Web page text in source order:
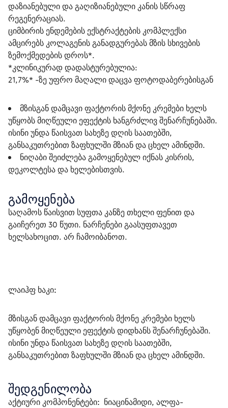
დაზიანებული და გაღიზიანებული კანის სწრაფ
რეგენერაციას.
ციმბირის ენდემების ექსტრაქტების კომპლექსი
ამცირებს კოლაგენის განადგურებას მზის სხივების
ზემოქმედების დროს*.
*კლინიკურად დადასტურებულია:
21,7%* -ზე უფრო მაღალი დაცვა ფოტოდაბერებისგან
მზისგან დამცავი ფაქტორის მქონე კრემები ხელს
უწყობს მიღწეული ეფექტის ხანგრძლივ შენარჩუნებაში.
ისინი უნდა წაისვათ სახეზე დღის საათებში,
განსაკუთრებით ზაფხულში მზიან და ცხელ ამინდში.
ნიღაბი შეიძლება გამოყენებულ იქნას კისრის,
დეკოლტესა და ხელებისთვის.
გამოყენება
საღამოს წაისვით სუფთა კანზე თხელი ფენით და
გაიჩერეთ 30 წუთი. ნარჩენები გაასუფთავეთ
ხელსახოცით. არ ჩამოიბანოთ.
ლაიჰფ ხაკი:
მზისგან დამცავი ფაქტორის მქონე კრემები ხელს
უწყობენ მიღწეული ეფექტის დიდხანს შენარჩუნებაში.
ისინი უნდა წაისვათ სახეზე დღის საათებში,
განსაკუთრებით ზაფხულში მზიან და ცხელ ამინდში.
შედგენილობა
აქტიური კომპონენტები:
  ნიაცინამიდი, ალფა-